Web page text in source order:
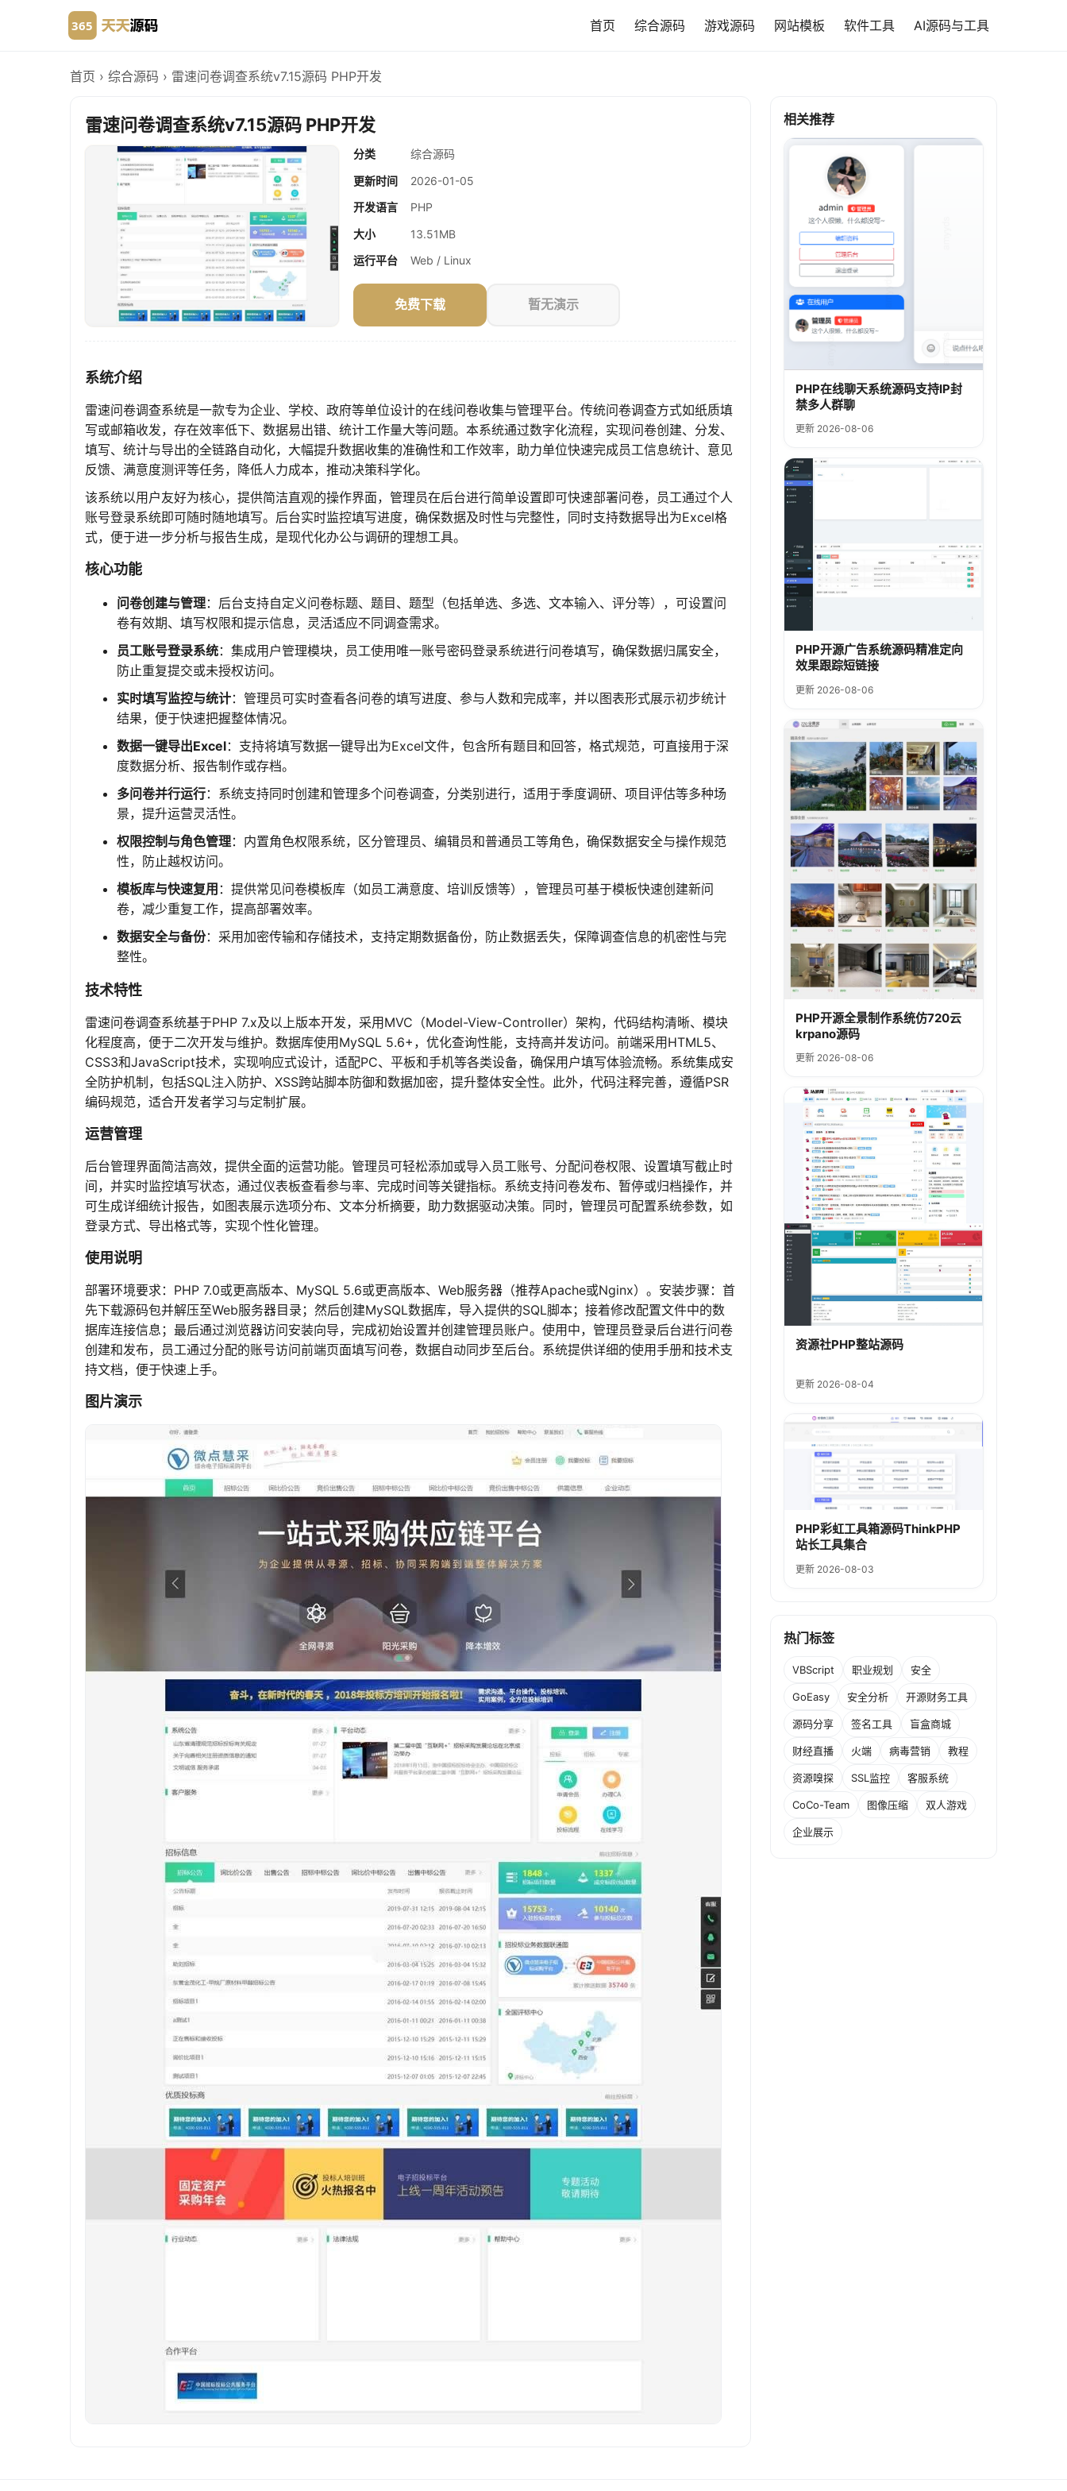
首页 综合源码 游戏源码 网站模板 软件工具 AI源码与工具
首页 › 综合源码 › 雷速问卷调查系统v7.15源码 PHP开发
雷速问卷调查系统v7.15源码 PHP开发
分类
综合源码
更新时间
2026-01-05
开发语言
PHP
大小
13.51MB
运行平台
Web / Linux
免费下载 暂无演示
系统介绍
雷速问卷调查系统是一款专为企业、学校、政府等单位设计的在线问卷收集与管理平台。传统问卷调查方式如纸质填
写或邮箱收发，存在效率低下、数据易出错、统计工作量大等问题。本系统通过数字化流程，实现问卷创建、分发、
填写、统计与导出的全链路自动化，大幅提升数据收集的准确性和工作效率，助力单位快速完成员工信息统计、意见
反馈、满意度测评等任务，降低人力成本，推动决策科学化。
该系统以用户友好为核心，提供简洁直观的操作界面，管理员在后台进行简单设置即可快速部署问卷，员工通过个人
账号登录系统即可随时随地填写。后台实时监控填写进度，确保数据及时性与完整性，同时支持数据导出为Excel格
式，便于进一步分析与报告生成，是现代化办公与调研的理想工具。
核心功能
问卷创建与管理：后台支持自定义问卷标题、题目、题型（包括单选、多选、文本输入、评分等），可设置问
卷有效期、填写权限和提示信息，灵活适应不同调查需求。
员工账号登录系统：集成用户管理模块，员工使用唯一账号密码登录系统进行问卷填写，确保数据归属安全，
防止重复提交或未授权访问。
实时填写监控与统计：管理员可实时查看各问卷的填写进度、参与人数和完成率，并以图表形式展示初步统计
结果，便于快速把握整体情况。
数据一键导出Excel：支持将填写数据一键导出为Excel文件，包含所有题目和回答，格式规范，可直接用于深
度数据分析、报告制作或存档。
多问卷并行运行：系统支持同时创建和管理多个问卷调查，分类别进行，适用于季度调研、项目评估等多种场
景，提升运营灵活性。
权限控制与角色管理：内置角色权限系统，区分管理员、编辑员和普通员工等角色，确保数据安全与操作规范
性，防止越权访问。
模板库与快速复用 ：提供常见问卷模板库（如员工满意度、培训反馈等），管理员可基于模板快速创建新问
卷，减少重复工作，提高部署效率。
数据安全与备份：采用加密传输和存储技术，支持定期数据备份，防止数据丢失，保障调查信息的机密性与完
整性。
技术特性
雷速问卷调查系统基于PHP 7.x及以上版本开发，采用MVC（Model-View-Controller）架构，代码结构清晰、模块
化程度高，便于二次开发与维护。数据库使用MySQL 5.6+，优化查询性能，支持高并发访问。前端采用HTML5、
CSS3和JavaScript技术，实现响应式设计，适配PC、平板和手机等各类设备，确保用户填写体验流畅。系统集成安
全防护机制，包括SQL注入防护、XSS跨站脚本防御和数据加密，提升整体安全性。此外，代码注释完善，遵循PSR
编码规范，适合开发者学习与定制扩展。
运营管理
后台管理界面简洁高效，提供全面的运营功能。管理员可轻松添加或导入员工账号、分配问卷权限、设置填写截止时
间，并实时监控填写状态，通过仪表板查看参与率、完成时间等关键指标。系统支持问卷发布、暂停或归档操作，并
可生成详细统计报告，如图表展示选项分布、文本分析摘要，助力数据驱动决策。同时，管理员可配置系统参数，如
登录方式、导出格式等，实现个性化管理。
使用说明
部署环境要求：PHP 7.0或更高版本、MySQL 5.6或更高版本、Web服务器（推荐Apache或Nginx）。安装步骤：首
先下载源码包并解压至Web服务器目录；然后创建MySQL数据库，导入提供的SQL脚本；接着修改配置文件中的数
据库连接信息；最后通过浏览器访问安装向导，完成初始设置并创建管理员账户。使用中，管理员登录后台进行问卷
创建和发布，员工通过分配的账号访问前端页面填写问卷，数据自动同步至后台。系统提供详细的使用手册和技术支
持文档，便于快速上手。
图片演示
相关推荐
PHP在线聊天系统源码支持IP封
禁多人群聊
更新 2026-08-06
PHP开源广告系统源码精准定向
效果跟踪短链接
更新 2026-08-06
PHP开源全景制作系统仿720云
krpano源码
更新 2026-08-06
资源社PHP整站源码
更新 2026-08-04
PHP彩虹工具箱源码ThinkPHP
站长工具集合
更新 2026-08-03
热门标签
VBScript 职业规划 安全
GoEasy 安全分析 开源财务工具
源码分享 签名工具 盲盒商城
财经直播 火端 病毒营销 教程
资源嗅探 SSL监控 客服系统
CoCo-Team 图像压缩 双人游戏
企业展示